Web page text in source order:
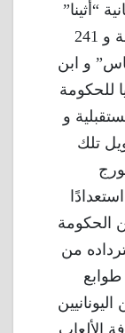
“أثينا”
عام 1896 و أقيمت بمشاركة 14 دولة و 241
و ابن
للحكومة
و
تلك
الحكومة
من
طوابع